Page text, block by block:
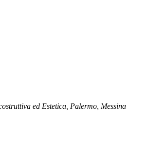
ed Estetica, Palermo, Messina